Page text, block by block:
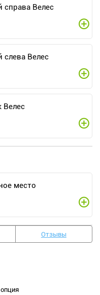
справа Велес
слева Велес
Велес
место
Отзывы